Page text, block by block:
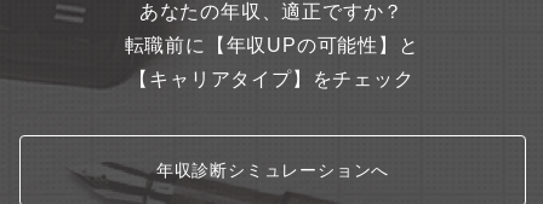
の世界的リーダーとなっています。【同社の魅力】■業界最大規
模：グループでITエンジニアが2万人近く在籍しているSES、受託
開発事業を行っている会社で日本最大規模の企業です。(特派の会
社ではないです！)■成長・キャリアUP：開発センターを持ってい
2万人のエンジニアが働いており、全員が働けるだけの案件がござ
います。大まかな内訳：SES案件7割、受託案件3割程度■教育・
あなたの年収、適正ですか？
転職前に【年収UPの可能性】と
【キャリアタイプ】をチェック
年収診断シミュレーションへ